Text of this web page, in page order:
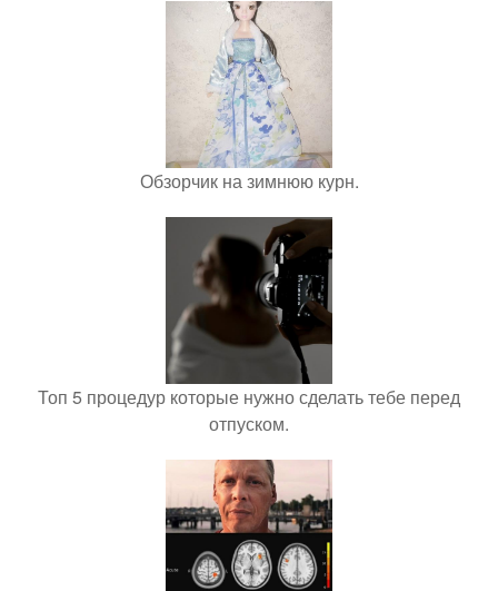
Обзорчик на зимнюю курн.
Топ 5 процедур которые нужно сделать тебе перед
отпуском.